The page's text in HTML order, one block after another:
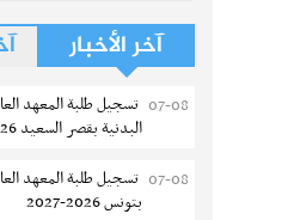
آخر الأخبار
07-08 تسجيل طلبة المعهد
البدنية بقصر السعيد 2026-2027
07-08 تسجيل طلبة المعهد
بتونس 2026-2027